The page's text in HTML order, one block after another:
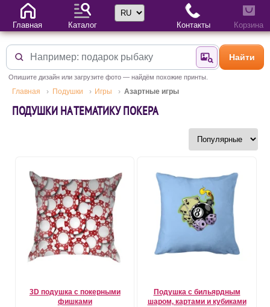
Найти поНайти
Опишите дизайн или загрузите фото — найдём похожие принты.
Главная Подушки Игры Азартные игры
ПОДУШКИ НА ТЕМАТИКУ ПОКЕРА
3D подушка с покерными
фишками
Подушка с бильярдным
шаром, картами и кубиками
Главная Каталог
Выбор языка
Контакты Корзина